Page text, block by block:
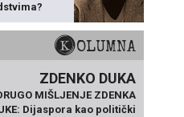
KOLUMNA
ZDENKO DUKA
MIŠLJENJE ZDENKA
Dijaspora kao politički